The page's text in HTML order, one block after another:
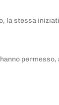
la stessa
permesso,